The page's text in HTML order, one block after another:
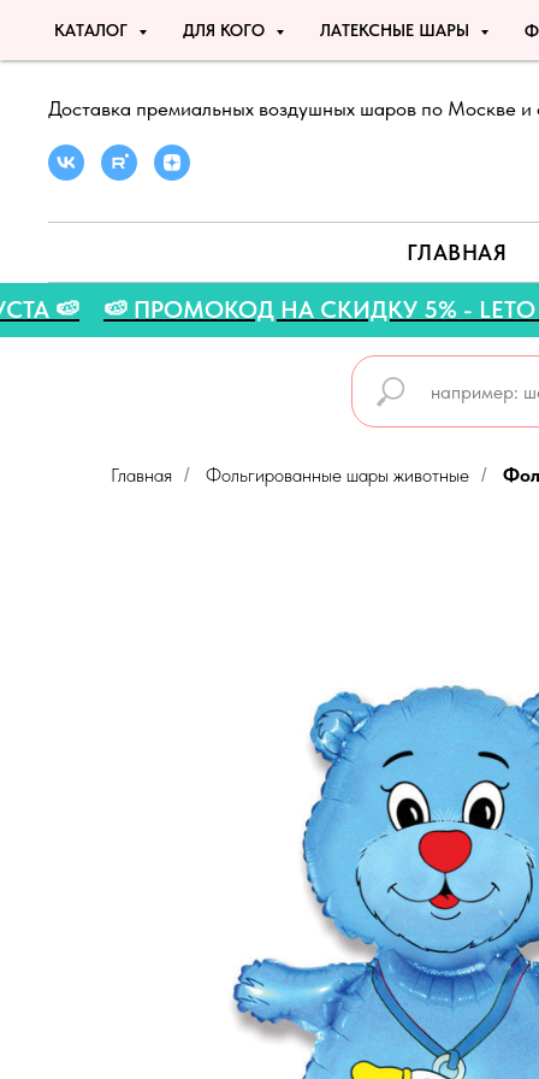
КАТАЛОГ ДЛЯ КОГО ЛАТЕКСНЫЕ ШАРЫ
Доставка премиальных воздушных шаров по Москве и
ГЛАВНАЯ
🍉 🍉 ПРОМОКОД НА СКИДКУ 5% -
Главная / Фольгированные шары животные /